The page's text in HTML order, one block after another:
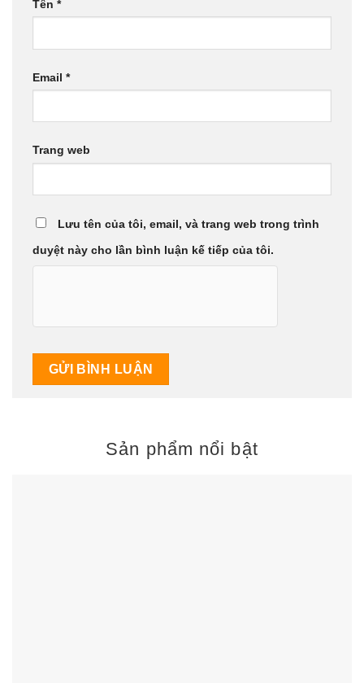
Tên *
Email *
Trang web
Lưu tên của tôi, email, và trang web trong trình
duyệt này cho lần bình luận kế tiếp của tôi.
Sản phẩm nổi bật